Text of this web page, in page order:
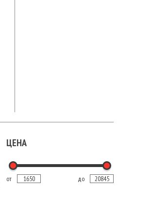
ЦЕНА
от до